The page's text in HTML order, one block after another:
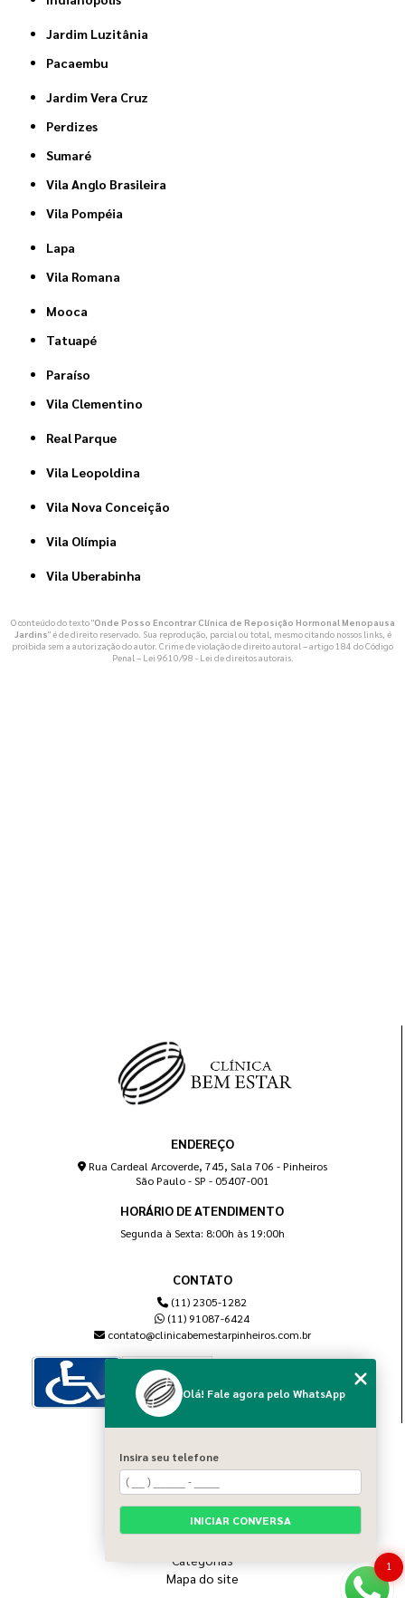
Jardim Luzitânia
Pacaembu
Jardim Vera Cruz
Perdizes
Sumaré
Vila Anglo Brasileira
Vila Pompéia
Lapa
Vila Romana
Mooca
Tatuapé
Paraíso
Vila Clementino
Real Parque
Vila Leopoldina
Vila Nova Conceição
Vila Olímpia
Vila Uberabinha
O conteúdo do texto "Onde Posso Encontrar Clínica de Reposição Hormonal Menopausa
Jardins" é de direito reservado. Sua reprodução, parcial ou total, mesmo citando nossos links, é
proibida sem a autorização do autor. Crime de violação de direito autoral – artigo 184 do Código
Penal – Lei 9610/98 - Lei de direitos autorais.
ENDEREÇO
Rua Cardeal Arcoverde, 745, Sala 706 - Pinheiros
São Paulo - SP - 05407-001
HORÁRIO DE ATENDIMENTO
Segunda à Sexta: 8:00h às 19:00h
CONTATO
(11) 2305-1282
(11) 91087-6424
contato@clinicabemestarpinheiros.com.br
Home
Sobre nós
Blog
Serviços
Categorias
Mapa do site
1
Olá! Fale agora pelo WhatsApp
Insira seu telefone
INICIAR CONVERSA